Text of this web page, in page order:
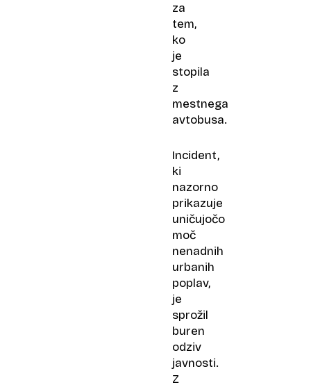
za
tem,
ko
je
stopila
z
mestnega
avtobusa.
Incident,
ki
nazorno
prikazuje
uničujočo
moč
nenadnih
urbanih
poplav,
je
sprožil
buren
odziv
javnosti.
Z